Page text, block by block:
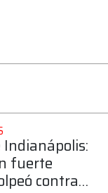
fuerte
contra